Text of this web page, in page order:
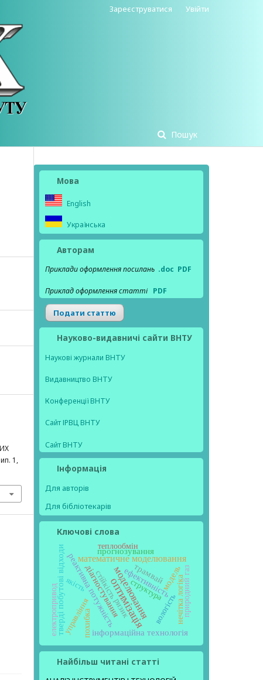
Пошук
Зареєструватися Увійти
1,
Мова
English
Українська
Авторам
Приклади оформлення посилань .doc PDF
Приклад оформлення статті PDF
Подати статтю
Науково-видавничі сайти ВНТУ
Наукові журнали ВНТУ
Видавництво ВНТУ
Конференції ВНТУ
Сайт ІРВЦ ВНТУ
Сайт ВНТУ
Інформація
Для авторів
Для бібліотекарів
Ключові слова
оптимізація
моделювання
математичне моделювання
інформаційна технологія
реактивна потужністьефективністьмодель
тверді побутові відходи прогнозування
діагностування трамвай
вологість
ризик
управління
теплообмін
електропривод структура
стійкість
якість нечітка логікаприродний газ
похибка
Найбільш читані статті